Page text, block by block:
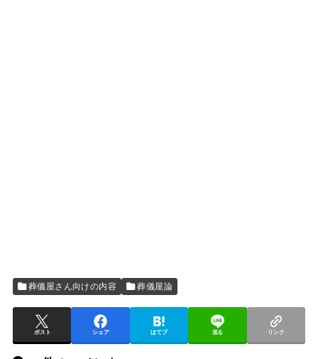
葬儀屋さん向けの内容 葬儀屋論
ポスト シェア はてブ 送る リンク